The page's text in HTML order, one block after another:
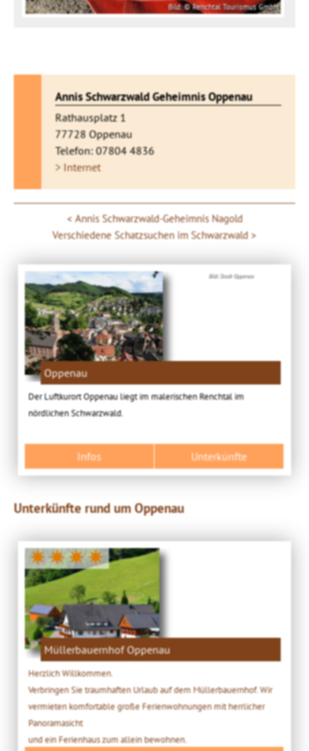
Bild: © Renchtal Tourismus GmbH
Annis Schwarzwald Geheimnis Oppenau
Rathausplatz 1
77728 Oppenau
Telefon: 07804 4836
> Internet
Annis Schwarzwald-Geheimnis Nagold
Verschiedene Schatzsuchen im Schwarzwald
Bild: Stadt Oppenau
Oppenau
Der Luftkurort Oppenau liegt im malerischen Renchtal im
nördlichen Schwarzwald.
Infos Unterkünfte
Unterkünfte rund um Oppenau
✷✷✷✷
Müllerbauernhof Oppenau
Herzlich Willkommen.
Verbringen Sie traumhaften Urlaub auf dem Müllerbauernhof. Wir
vermieten komfortable große Ferienwohnungen mit herrlicher
Panoramasicht
und ein Ferienhaus zum allein bewohnen.